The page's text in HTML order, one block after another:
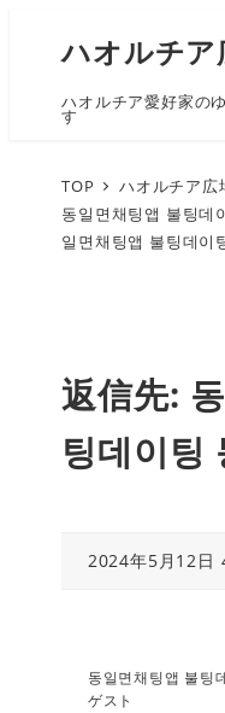
ハオルチア
ハオルチア愛好家の
す
TOP ハオルチア
동일면채팅앱 불팅데
일면채팅앱 불팅데이
返信先:
팅데이팅
2024年5月12日
동일면채팅앱 불팅
ゲスト